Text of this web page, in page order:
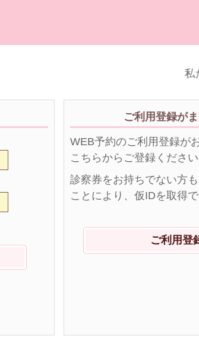
私
ご利用登録が
WEB予約のご利用登録が
こちらからご登録ください
診察券をお持ちでない方
ことにより、仮IDを取得で
ご利用登